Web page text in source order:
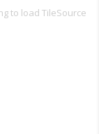
to load TileSource